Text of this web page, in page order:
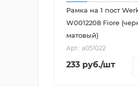
Рамка на 1 пост
W0012208 Fiore
матовый)
Арт.: a051022
233 руб./шт